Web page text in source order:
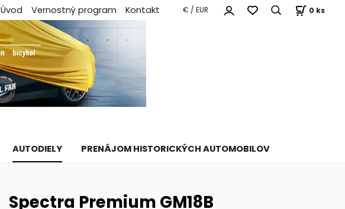
Úvod Vernostný program Kontakt € / EUR 0 ks
AUTODIELY PRENÁJOM HISTORICKÝCH AUTOMOBILOV
Spectra Premium GM18B